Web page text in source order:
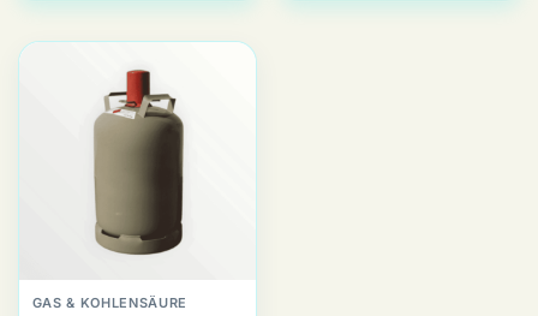
GAS & KOHLENSÄURE